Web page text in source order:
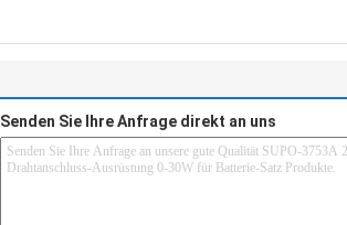
Senden Sie Ihre Anfrage direkt an uns